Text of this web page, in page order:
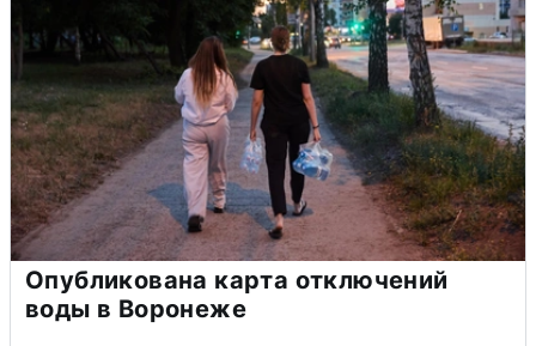
Опубликована карта отключений
воды в Воронеже